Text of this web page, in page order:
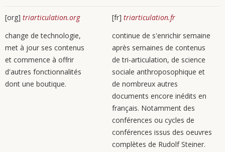
[org] triarticulation.org
change de technologie,
met à jour ses contenus
et commence à offrir
d'autres fonctionnalités
dont une boutique.
[fr] triarticulation.fr
continue de s'enrichir semaine
après semaines de contenus
de tri-articulation, de science
sociale anthroposophique et
de nombreux autres
documents encore inédits en
français. Notamment des
conférences ou cycles de
conférences issus des oeuvres
complètes de Rudolf Steiner.